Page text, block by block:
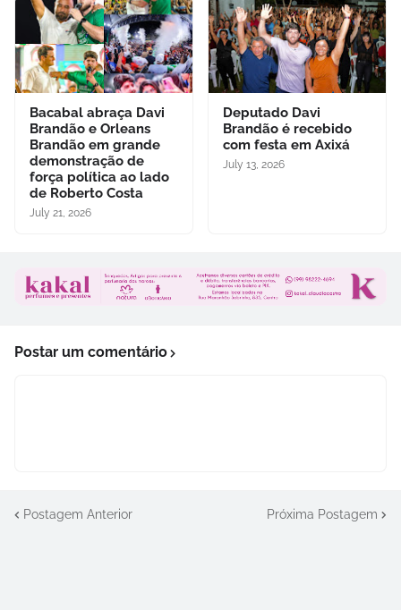
Bacabal abraça Davi
Brandão e Orleans
Brandão em grande
demonstração de
força política ao lado
de Roberto Costa
July 21, 2026
Deputado Davi
Brandão é recebido
com festa em Axixá
July 13, 2026
Postar um comentário
Postagem Anterior Próxima Postagem